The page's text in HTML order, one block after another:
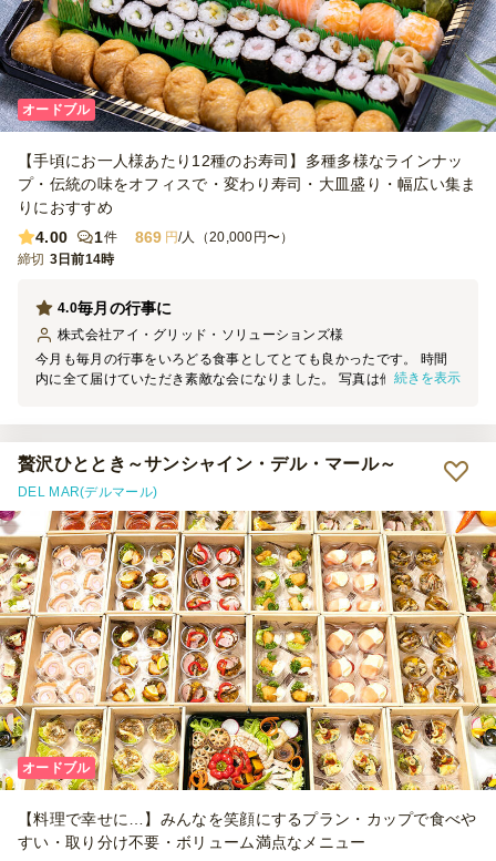
オードブル
【手頃にお一人様あたり12種のお寿司】多種多様なラインナッ
プ・伝統の味をオフィスで・変わり寿司・大皿盛り・幅広い集ま
りにおすすめ
4.00
1件 869 円/人（20,000円〜）
締切 3日前14時
毎月の行事に
4.0
株式会社アイ・グリッド・ソリューションズ様
今月も毎月の行事をいろどる食事としてとても良かったです。 時間
内に全て届けていただき素敵な会になりました。 写真は他で頼んだ
続きを表示
贅沢ひととき～サンシャイン・デル・マール～
DEL MAR(デルマール)
オードブル
【料理で幸せに…】みんなを笑顔にするプラン・カップで食べや
すい・取り分け不要・ボリューム満点なメニュー